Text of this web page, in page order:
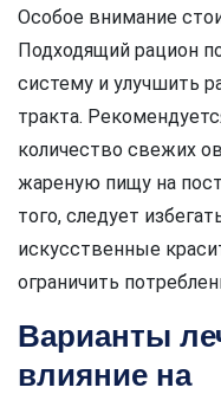
Особое внимание
Подходящий рацион
систему и улучшить
тракта.
количество свежих
жареную пищу на
того, следует
искусственные
ограничить
Варианты
влияние на